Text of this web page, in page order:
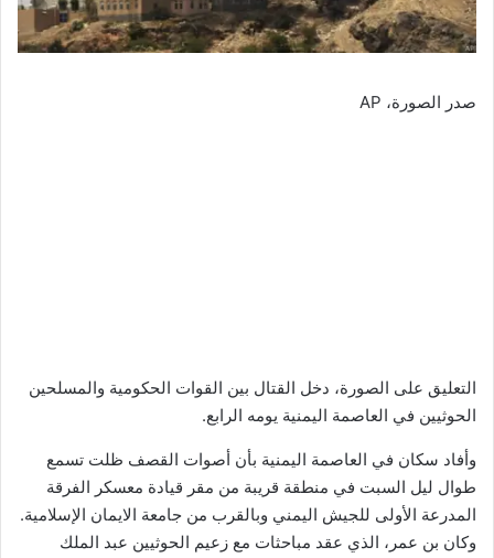
صدر الصورة، AP
التعليق على الصورة، دخل القتال بين القوات الحكومية والمسلحين
الحوثيين في العاصمة اليمنية يومه الرابع.
وأفاد سكان في العاصمة اليمنية بأن أصوات القصف ظلت تسمع
طوال ليل السبت في منطقة قريبة من مقر قيادة معسكر الفرقة
المدرعة الأولى للجيش اليمني وبالقرب من جامعة الايمان الإسلامية.
وكان بن عمر، الذي عقد مباحثات مع زعيم الحوثيين عبد الملك